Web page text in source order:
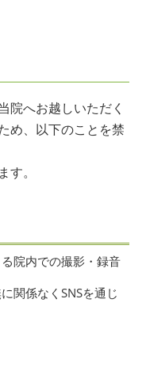
院へお越しいただく
め、以下のことを禁
。
院内での撮影・録音
関係なくSNSを通じ